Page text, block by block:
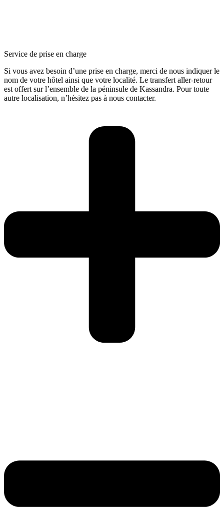
Service de prise en charge
Si vous avez besoin d’une prise en charge, merci de nous indiquer le
nom de votre hôtel ainsi que votre localité. Le transfert aller-retour
est offert sur l’ensemble de la péninsule de Kassandra. Pour toute
autre localisation, n’hésitez pas à nous contacter.